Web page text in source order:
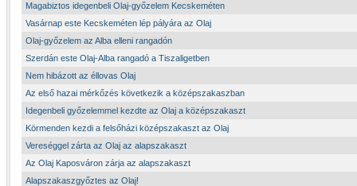
Magabiztos idegenbeli Olaj-győzelem Kecskeméten
Vasárnap este Kecskeméten lép pályára az Olaj
Olaj-győzelem az Alba elleni rangadón
Szerdán este Olaj-Alba rangadó a Tiszaligetben
Nem hibázott az éllovas Olaj
Az első hazai mérkőzés következik a középszakaszban
Idegenbeli győzelemmel kezdte az Olaj a középszakaszt
Körmenden kezdi a felsőházi középszakaszt az Olaj
Vereséggel zárta az Olaj az alapszakaszt
Az Olaj Kaposváron zárja az alapszakaszt
Alapszakaszgyőztes az Olaj!